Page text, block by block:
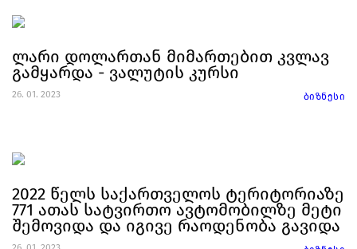
ლარი დოლართან მიმართებით კვლავ
გამყარდა - ვალუტის კურსი
26. 01. 2023 ბიზნესი
2022 წელს საქართველოს ტერიტორიაზე
771 ათას სატვირთო ავტომობილზე მეტი
შემოვიდა და იგივე რაოდენობა გავიდა